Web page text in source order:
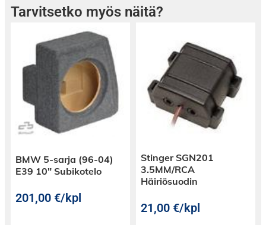
Tarvitsetko myös näitä?
BMW 5-sarja (96-04)
E39 10″ Subikotelo
201,00€/kpl
Stinger SGN201
3.5MM/RCA
Häiriösuodin
21,00€/kpl